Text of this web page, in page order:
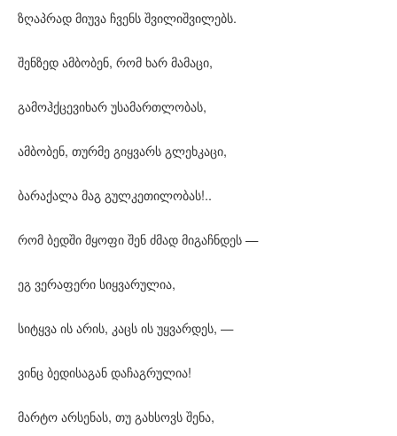
ზღაპრად მიუვა ჩვენს შვილიშვილებს.
შენზედ ამბობენ, რომ ხარ მამაცი,
გამოჰქცევიხარ უსამართლობას,
ამბობენ, თურმე გიყვარს გლეხკაცი,
ბარაქალა მაგ გულკეთილობას!..
რომ ბედში მყოფი შენ ძმად მიგაჩნდეს —
ეგ ვერაფერი სიყვარულია,
სიტყვა ის არის, კაცს ის უყვარდეს, —
ვინც ბედისაგან დაჩაგრულია!
მარტო არსენას, თუ გახსოვს შენა,